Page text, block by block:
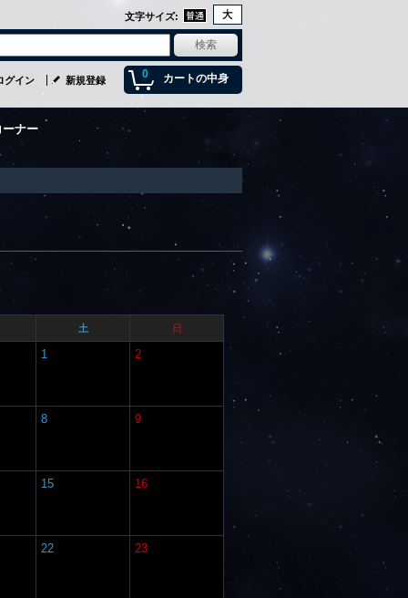
文字サイズ:
0 カートの中身
グイン 新規登録
ーナー
土 日
1 2
8 9
15 16
22 23